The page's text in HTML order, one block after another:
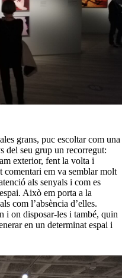
grans, puc escoltar com una
del seu grup un recorregut:
exterior, fent la volta i
comentari em va semblar molt
als senyals i com es
Això em porta a la
com l’absència d’elles.
i on disposar-les i també, quin
en un determinat espai i